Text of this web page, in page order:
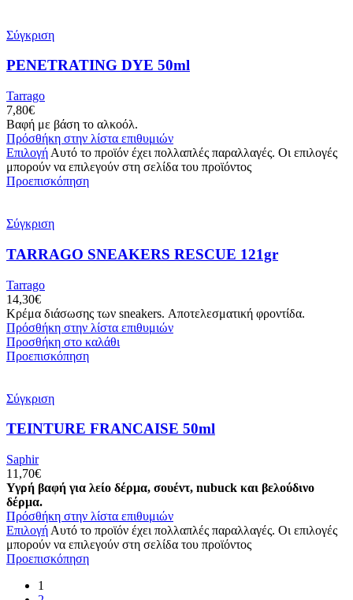
Σύγκριση
PENETRATING DYE 50ml
Tarrago
7,80€
Βαφή με βάση το αλκοόλ.
Πρόσθήκη στην λίστα επιθυμιών
Επιλογή Αυτό το προϊόν έχει πολλαπλές παραλλαγές. Οι επιλογές
μπορούν να επιλεγούν στη σελίδα του προϊόντος
Προεπισκόπηση
Σύγκριση
TARRAGO SNEAKERS RESCUE 121gr
Tarrago
14,30€
Κρέμα διάσωσης των sneakers. Αποτελεσματική φροντίδα.
Πρόσθήκη στην λίστα επιθυμιών
Προσθήκη στο καλάθι
Προεπισκόπηση
Σύγκριση
TEINTURE FRANCAISE 50ml
Saphir
11,70€
Υγρή βαφή για λείο δέρμα, σουέντ, nubuck και βελούδινο
δέρμα.
Πρόσθήκη στην λίστα επιθυμιών
Επιλογή Αυτό το προϊόν έχει πολλαπλές παραλλαγές. Οι επιλογές
μπορούν να επιλεγούν στη σελίδα του προϊόντος
Προεπισκόπηση
1